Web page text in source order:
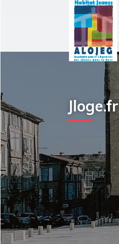
Jloge.fr